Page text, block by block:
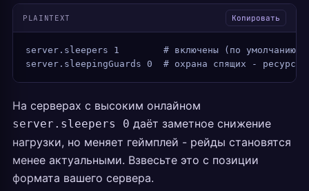
PLAINTEXT Копировать
server.sleepers 1        # включены (по умолчанию)
server.sleepingGuards 0  # охрана спящих -
На серверах с высоким онлайном
server.sleepers 0 даёт заметное снижение
нагрузки, но меняет геймплей - рейды становятся
менее актуальными. Взвесьте это с позиции
формата вашего сервера.